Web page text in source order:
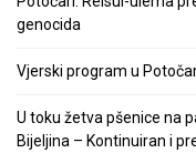
genocida
Vjerski program u
U toku žetva pšenice na
Bijeljina – Kontinuiran i